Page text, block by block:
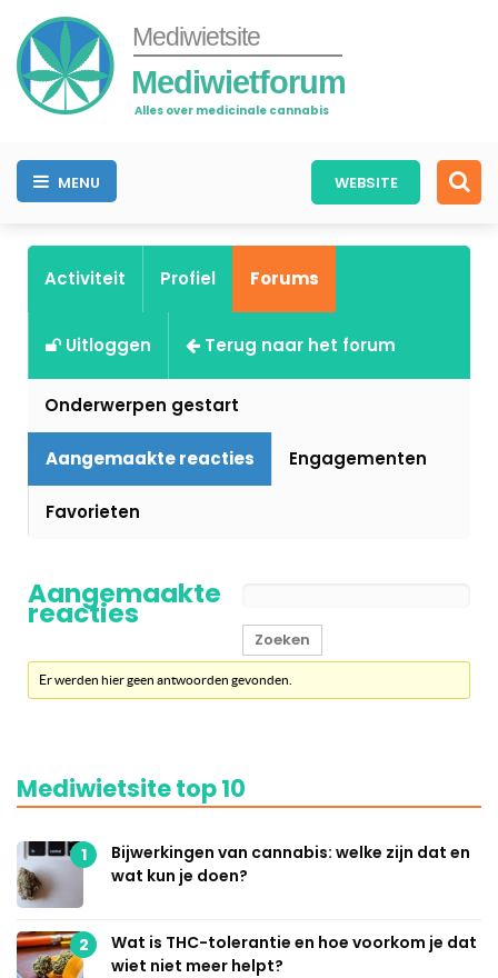
Mediwietsite
Mediwietforum
Alles over medicinale cannabis
MENU WEBSITE
Activiteit Profiel Forums
Uitloggen Terug naar het forum
Onderwerpen gestart
Aangemaakte reacties Engagementen
Favorieten
Aangemaakte
reacties
Er werden hier geen antwoorden gevonden.
Mediwietsite top 10
1
Bijwerkingen van cannabis: welke zijn dat en
wat kun je doen?
2
Wat is THC-tolerantie en hoe voorkom je dat
wiet niet meer helpt?